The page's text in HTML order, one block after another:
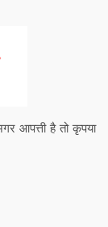
आपत्ती है तो कृपया